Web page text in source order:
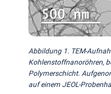
Abbildung 1. TEM-
Kohlenstoffnanoröhren,
Polymerschicht.
auf einem JEOL-